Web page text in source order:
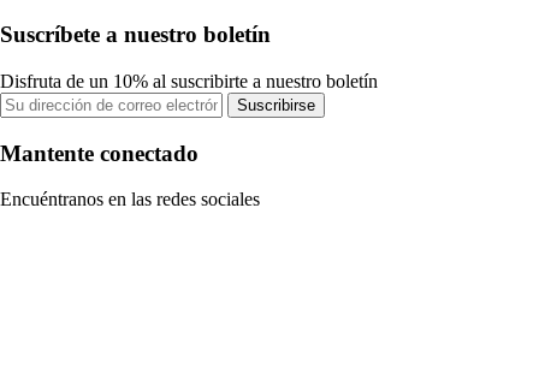
Suscríbete a nuestro boletín
Disfruta de un 10% al suscribirte a nuestro boletín
Suscribirse
Mantente conectado
Encuéntranos en las redes sociales